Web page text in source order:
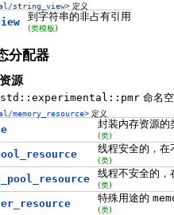
string_view> 定义
到字符串的非占有引用
(类模板)
分配器
源
std::experimental::pmr 命名
memory_resource> 定义
封装内存资源的
(类)
线程安全的，
(类)
线程不安全的
(类)
特殊用途的
(类)